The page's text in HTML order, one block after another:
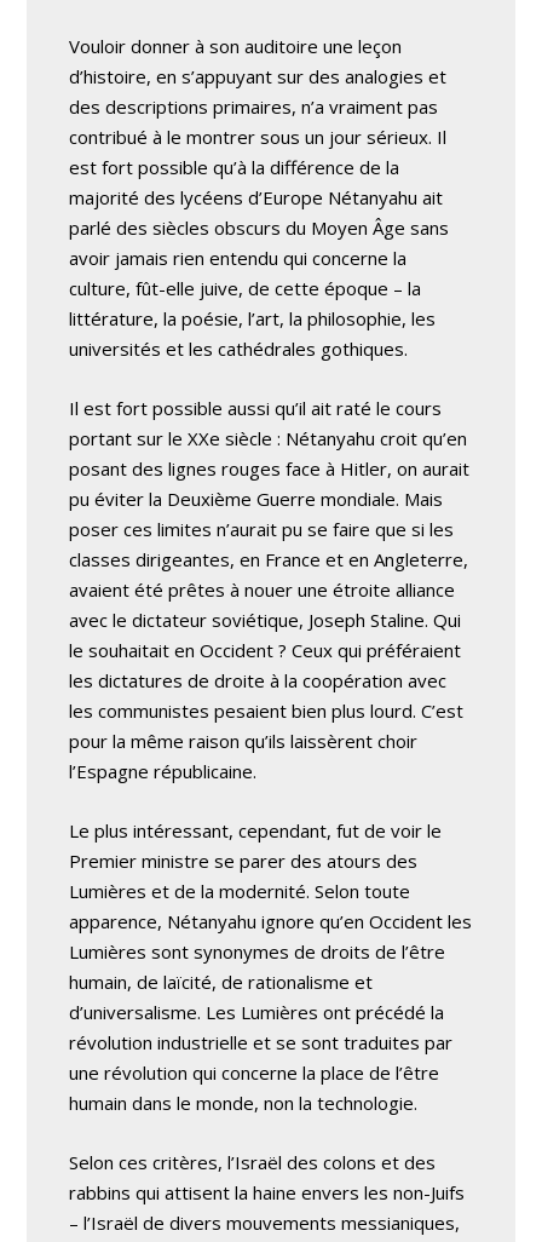
Vouloir donner à son auditoire une leçon
d’histoire, en s’appuyant sur des analogies et
des descriptions primaires, n’a vraiment pas
contribué à le montrer sous un jour sérieux. Il
est fort possible qu’à la différence de la
majorité des lycéens d’Europe Nétanyahu ait
parlé des siècles obscurs du Moyen Âge sans
avoir jamais rien entendu qui concerne la
culture, fût-elle juive, de cette époque – la
littérature, la poésie, l’art, la philosophie, les
universités et les cathédrales gothiques.
Il est fort possible aussi qu’il ait raté le cours
portant sur le XXe siècle : Nétanyahu croit qu’en
posant des lignes rouges face à Hitler, on aurait
pu éviter la Deuxième Guerre mondiale. Mais
poser ces limites n’aurait pu se faire que si les
classes dirigeantes, en France et en Angleterre,
avaient été prêtes à nouer une étroite alliance
avec le dictateur soviétique, Joseph Staline. Qui
le souhaitait en Occident ? Ceux qui préféraient
les dictatures de droite à la coopération avec
les communistes pesaient bien plus lourd. C’est
pour la même raison qu’ils laissèrent choir
l’Espagne républicaine.
Le plus intéressant, cependant, fut de voir le
Premier ministre se parer des atours des
Lumières et de la modernité. Selon toute
apparence, Nétanyahu ignore qu’en Occident les
Lumières sont synonymes de droits de l’être
humain, de laïcité, de rationalisme et
d’universalisme. Les Lumières ont précédé la
révolution industrielle et se sont traduites par
une révolution qui concerne la place de l’être
humain dans le monde, non la technologie.
Selon ces critères, l’Israël des colons et des
rabbins qui attisent la haine envers les non-Juifs
– l’Israël de divers mouvements messianiques,